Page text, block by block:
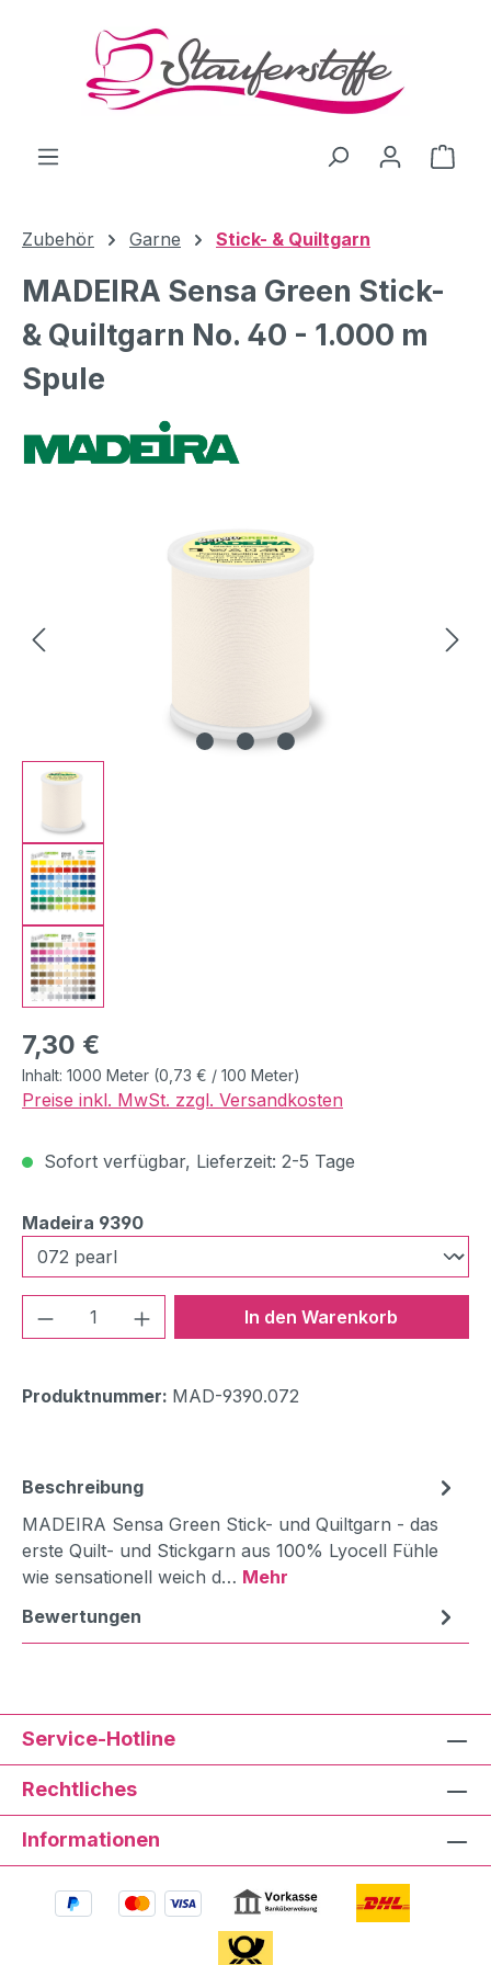
Zum Hauptinhalt springen
Zubehör Garne Stick- & Quiltgarn
MADEIRA Sensa Green Stick-
& Quiltgarn No. 40 - 1.000 m
Spule
Bildergalerie überspringen
Regulärer Preis:
7,30 €
Inhalt: 1000 Meter (0,73 € / 100 Meter)
Preise inkl. MwSt. zzgl. Versandkosten
Sofort verfügbar, Lieferzeit: 2-5 Tage
Madeira 9390auswählen
Produkt Anzahl: Gib denIn den Warenkorb
Produktnummer: MAD-9390.072
Beschreibung
MADEIRA Sensa Green Stick- und Quiltgarn - das
erste Quilt- und Stickgarn aus 100% Lyocell Fühle
wie sensationell weich d… Mehr
Bewertungen
Service-Hotline
Rechtliches
Informationen